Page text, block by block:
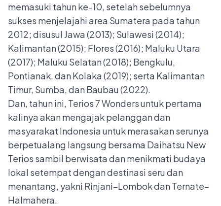
memasuki tahun ke-10, setelah sebelumnya
sukses menjelajahi area Sumatera pada tahun
2012; disusul Jawa (2013); Sulawesi (2014);
Kalimantan (2015); Flores (2016); Maluku Utara
(2017); Maluku Selatan (2018); Bengkulu,
Pontianak, dan Kolaka (2019); serta Kalimantan
Timur, Sumba, dan Baubau (2022).
Dan, tahun ini, Terios 7 Wonders untuk pertama
kalinya akan mengajak pelanggan dan
masyarakat Indonesia untuk merasakan serunya
berpetualang langsung bersama Daihatsu New
Terios sambil berwisata dan menikmati budaya
lokal setempat dengan destinasi seru dan
menantang, yakni Rinjani–Lombok dan Ternate–
Halmahera.